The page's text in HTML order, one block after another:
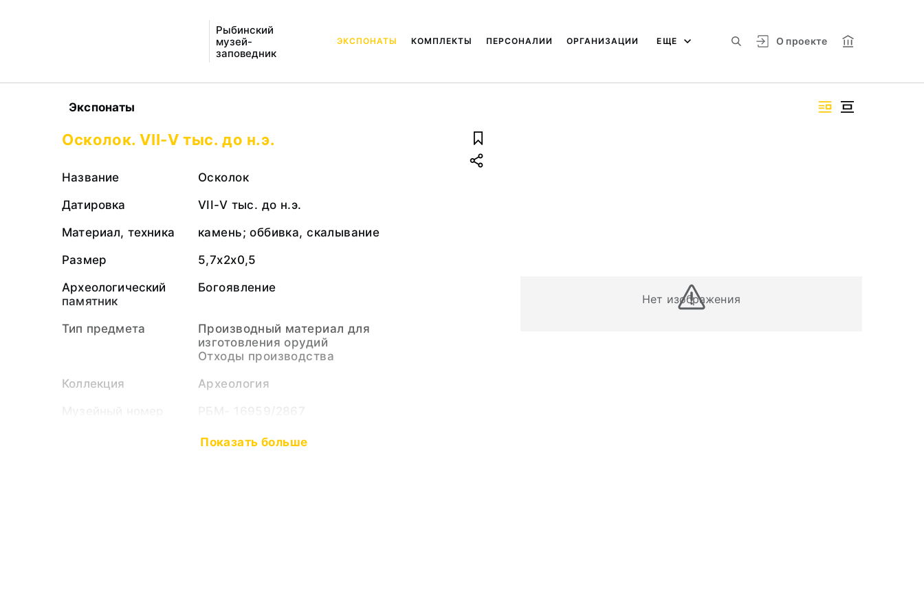
Рыбинский
музей-
заповедник
О проекте
ЭКСПОНАТЫ КОМПЛЕКТЫ ПЕРСОНАЛИИ ОРГАНИЗАЦИИ ЕЩЕ
Экспонаты
Нет изображения
Осколок. VII-V тыс. до н.э.
Название
Осколок
Датировка
VII-V тыс. до н.э.
Материал, техника
камень; оббивка, скалывание
Размер
5,7х2х0,5
Археологический
памятник
Богоявление
Тип предмета
Производный материал для
изготовления орудий
Отходы производства
Коллекция
Археология
Показать меньше
Показать больше